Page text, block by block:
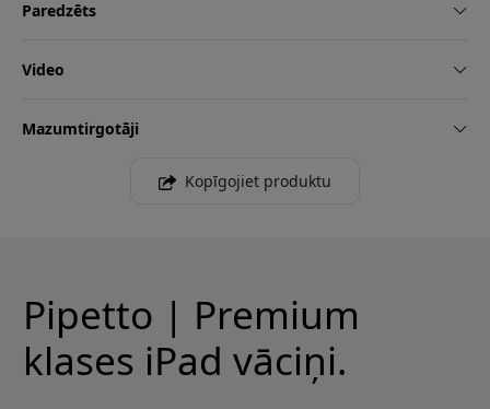
Paredzēts
Video
Mazumtirgotāji
Kopīgojiet produktu
Pipetto | Premium
klases iPad vāciņi.